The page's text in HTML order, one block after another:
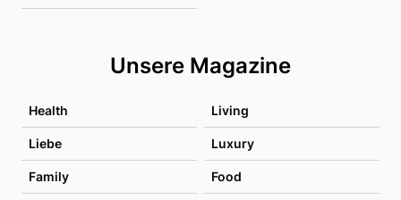
Unsere Magazine
Health Living
Liebe Luxury
Family Food